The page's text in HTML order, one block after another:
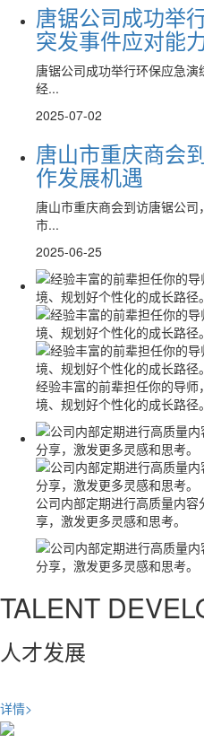
唐锯公司成功举
突发事件应对能
唐锯公司成功举行环保应急演
经...
2025-07-02
唐山市重庆商会
作发展机遇
唐山市重庆商会到访唐锯公
市...
2025-06-25
经验丰富的前辈担任你的导
境、规划好个性化的成长路径。
公司内部定期进行高质量内
享，激发更多灵感和思考。
TALENT
人才发展
详情>